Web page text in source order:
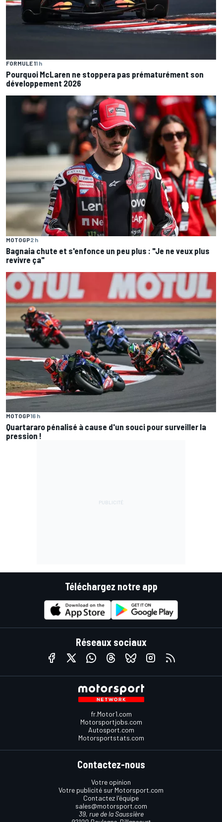
FORMULE 11 h
Pourquoi McLaren ne stoppera pas prématurément son
développement 2026
MOTOGP2 h
Bagnaia chute et s'enfonce un peu plus : "Je ne veux plus
revivre ça"
MOTOGP16 h
Quartararo pénalisé à cause d'un souci pour surveiller la
pression !
Téléchargez notre app
Réseaux sociaux
fr.Motor1.com
Motorsportjobs.com
Autosport.com
Motorsportstats.com
Contactez-nous
Votre opinion
Votre publicité sur Motorsport.com
Contactez l'équipe
sales@motorsport.com
39, rue de la Saussière